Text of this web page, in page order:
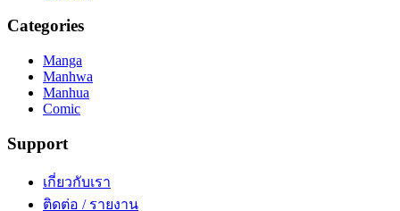
Categories
Manga
Manhwa
Manhua
Comic
Support
เกี่ยวกับเรา
ติดต่อ / รายงาน